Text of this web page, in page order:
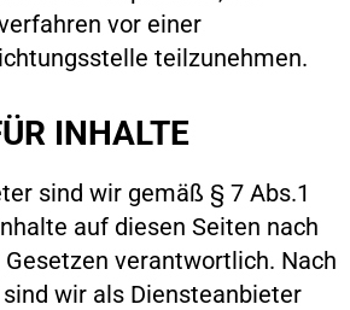
vor einer
teilzunehmen.
INHALTE
sind wir gemäß § 7 Abs.1
auf diesen Seiten nach
verantwortlich. Nach
wir als Diensteanbieter